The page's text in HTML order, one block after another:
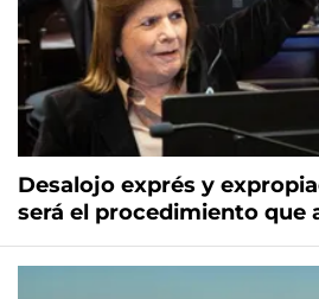
Desalojo exprés y
será el procedimiento que